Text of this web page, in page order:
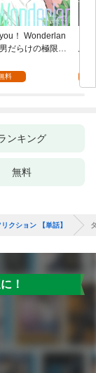
！ Wonderlan
だらけの極限ラ
料
鳥
ンキング
無料
クション 【単話】
！